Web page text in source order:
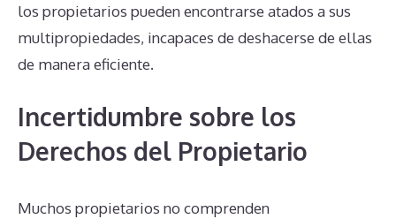
los propietarios pueden encontrarse atados a sus
multipropiedades, incapaces de deshacerse de ellas
de manera eficiente.
Incertidumbre sobre los
Derechos del Propietario
Muchos propietarios no comprenden